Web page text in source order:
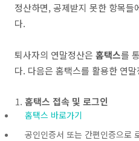
정산하면, 공제받지 못한 항목들
다.
퇴사자의 연말정산은 홈택스를
다. 다음은 홈택스를 활용한 연
홈택스 접속 및 로그인
홈택스 바로가기
공인인증서 또는 간편인증으로